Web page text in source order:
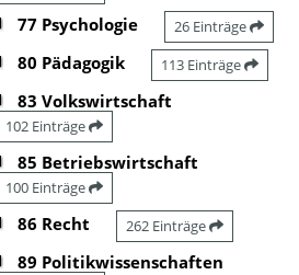
77 Psychologie 26 Einträge
80 Pädagogik 113 Einträge
83 Volkswirtschaft
102 Einträge
85 Betriebswirtschaft
100 Einträge
86 Recht 262 Einträge
89 Politikwissenschaften